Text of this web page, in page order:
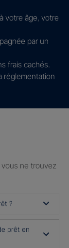
votre âge, votre
par un
frais cachés.
réglementation
ne trouvez
?
prêt en